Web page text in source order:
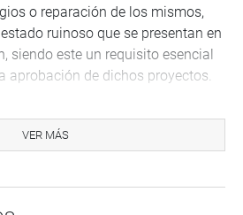
o reparación de los mismos,
ruinoso que se presentan en
siendo este un requisito esencial
aprobación de dichos proyectos.
educativas existentes no
físico legal, esto sucede
VER MÁS